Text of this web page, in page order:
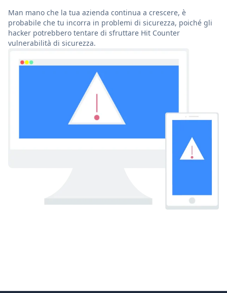
Man mano che la tua azienda continua a crescere, è
probabile che tu incorra in problemi di sicurezza, poiché gli
hacker potrebbero tentare di sfruttare Hit Counter
vulnerabilità di sicurezza.